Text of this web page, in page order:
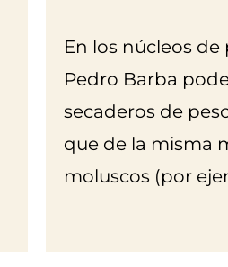
En los núcleos
Pedro Barba
secaderos de
que de la misma
moluscos (por